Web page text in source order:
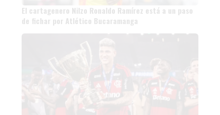
El cartagenero Nilzo Ronaldo Ramírez está a un paso
de fichar por Atlético Bucaramanga